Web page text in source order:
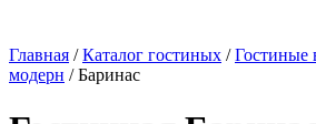
Главная /Каталог гостиных /Гостиные
модерн / Баринас